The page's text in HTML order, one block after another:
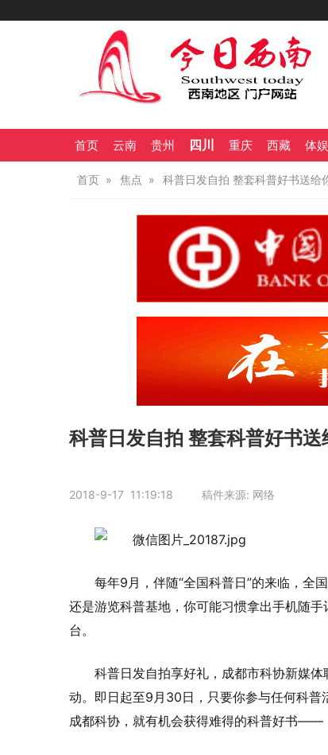
首页 云南 贵州 四川 重庆 西藏 体娱
首页 焦点 科普日发自拍 整套科普好书送给
科普日发自拍 整套科普好书送
2018-9-17 11:19:18 稿件来源: 网络
每年9月，伴随“全国科普日”的来临，全
还是游览科普基地，你可能习惯拿出手机随
台。
科普日发自拍享好礼，成都市科协新媒
动。即日起至9月30日，只要你参与任何科
成都科协，就有机会获得难得的科普好书——